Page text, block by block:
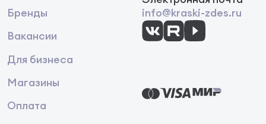
Бренды
Вакансии
Для бизнеса
Магазины
Оплата
info@kraski-zdes.ru